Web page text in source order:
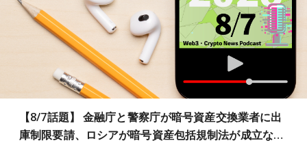
【8/7話題】 金融庁と警察庁が暗号資産交換業者に出
庫制限要請、ロシアが暗号資産包括規制法が成立な…